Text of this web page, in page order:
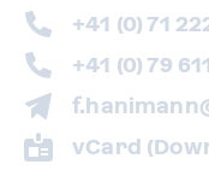
+41 (0) 71
+41 (0) 79
vCard